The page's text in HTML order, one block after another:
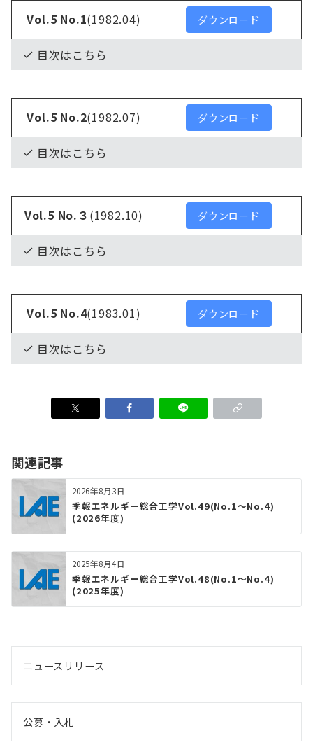
Vol.5 No.1(1982.04) ダウンロード
目次はこちら
Vol.5 No.2(1982.07) ダウンロード
目次はこちら
Vol.5 No.３ (1982.10) ダウンロード
目次はこちら
Vol.5 No.4(1983.01) ダウンロード
目次はこちら
関連記事
2026年8月3日
季報エネルギー総合工学Vol.49(No.1～No.4)
(2026年度)
2025年8月4日
季報エネルギー総合工学Vol.48(No.1～No.4)
(2025年度)
ニュースリリース
公募・入札